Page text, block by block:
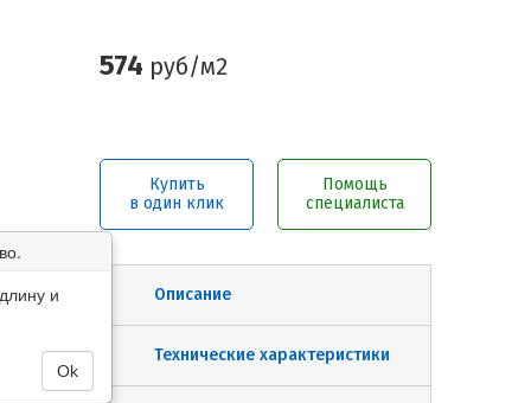
574 руб/м2
Купить
в один клик
Помощь
специалиста
Описание
Технические характеристики
и
Ok